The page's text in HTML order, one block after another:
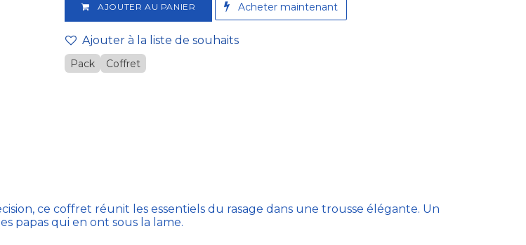
AJOUTER AU PANIER A​cheter maintenant
Ajouter à la liste de souhaits
Pack Coffret
ce coffret réunit les essentiels du rasage dans une trousse élégante. Un
papas qui en ont sous la lame.